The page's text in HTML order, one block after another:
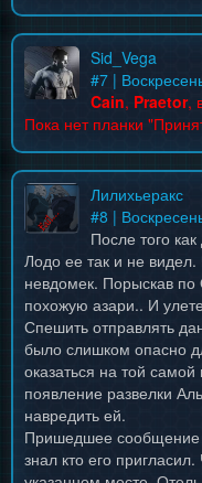
Sid_Vega
#7 |
Cain, Praetor,
Пока нет планки
Лилихьеракс
#8 |
После того
Лодо ее так и не
невдомек. Порыскав по
похожую азари.. И
Спешить отправлять
было слишком опасно
оказаться на той
появление развелки
навредить ей.
Пришедшее сообщение
знал кто его